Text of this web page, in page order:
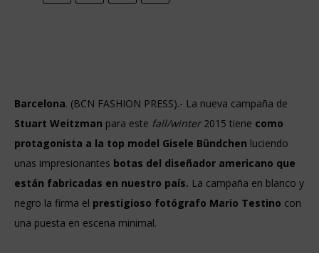
Barcelona. (BCN FASHION PRESS).- La nueva campaña de
Stuart Weitzman para este fall/winter2015 tiene como
protagonista a la top model Gisele Bündchen luciendo
unas impresionantes botas del diseñador americano que
están fabricadas en nuestro país. La campaña en blanco y
negro la firma el prestigioso fotógrafo Mario Testino con
una puesta en escena minimal.